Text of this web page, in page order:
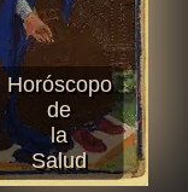
Horóscopo
de
la
Salud